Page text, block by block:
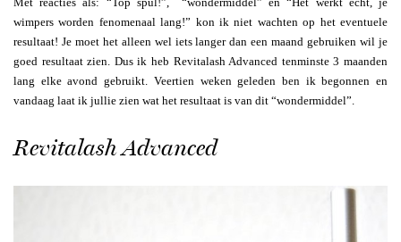
wimpers worden fenomenaal lang!” kon ik niet wachten op het eventuele
resultaat! Je moet het alleen wel iets langer dan een maand gebruiken wil je
goed resultaat zien. Dus ik heb Revitalash Advanced tenminste 3 maanden
lang elke avond gebruikt. Veertien weken geleden ben ik begonnen en
vandaag laat ik jullie zien wat het resultaat is van dit “wondermiddel”.
Revitalash Advanced